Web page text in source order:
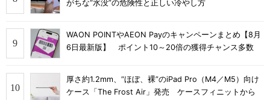
がちな“水没”の危険性と正しい冷やし方
WAON POINTやAEON Payのキャンペーンまとめ【8月
6日最新版】 ポイント10～20倍の獲得チャンス多数
厚さ約1.2mm、“ほぼ、裸”のiPad Pro（M4／M5）向け
ケース「The Frost Air」発売 ケースフィニットから